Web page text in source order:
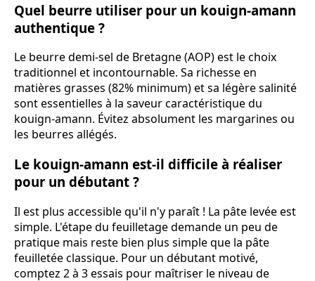
Quel beurre utiliser pour un kouign-amann
authentique ?
Le beurre demi-sel de Bretagne (AOP) est le choix
traditionnel et incontournable. Sa richesse en
matières grasses (82% minimum) et sa légère salinité
sont essentielles à la saveur caractéristique du
kouign-amann. Évitez absolument les margarines ou
les beurres allégés.
Le kouign-amann est-il difficile à réaliser
pour un débutant ?
Il est plus accessible qu'il n'y paraît ! La pâte levée est
simple. L'étape du feuilletage demande un peu de
pratique mais reste bien plus simple que la pâte
feuilletée classique. Pour un débutant motivé,
comptez 2 à 3 essais pour maîtriser le niveau de